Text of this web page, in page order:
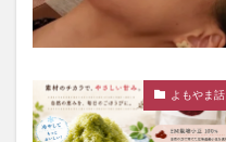
よもやま話